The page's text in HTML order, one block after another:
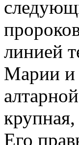
линией
Марии и
Его